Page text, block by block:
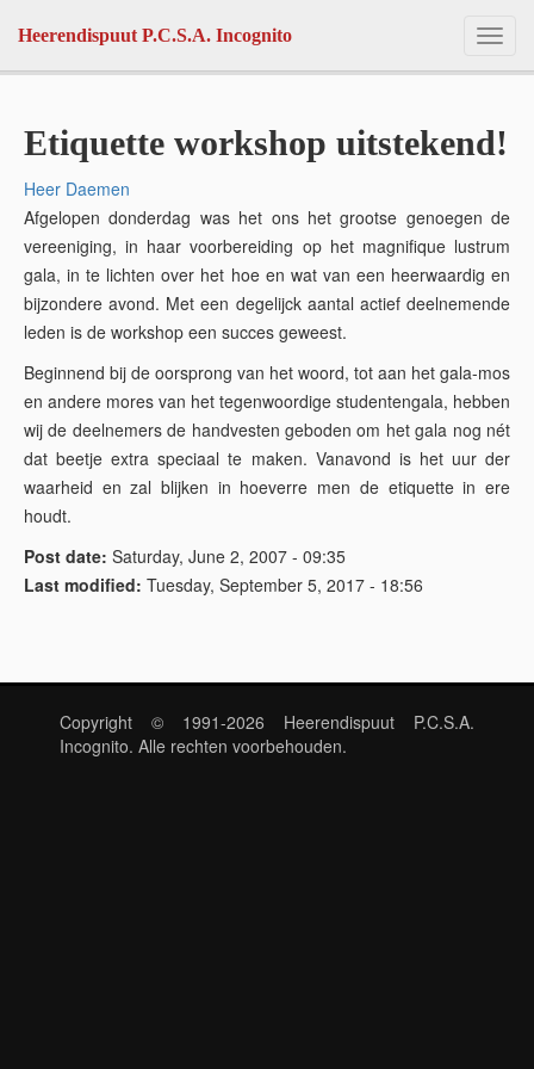
Heerendispuut P.C.S.A. Incognito
Etiquette workshop uitstekend!
Heer Daemen
Afgelopen donderdag was het ons het grootse genoegen de
vereeniging, in haar voorbereiding op het magnifique lustrum
gala, in te lichten over het hoe en wat van een heerwaardig en
bijzondere avond. Met een degelijck aantal actief deelnemende
leden is de workshop een succes geweest.
Beginnend bij de oorsprong van het woord, tot aan het gala-mos
en andere mores van het tegenwoordige studentengala, hebben
wij de deelnemers de handvesten geboden om het gala nog nét
dat beetje extra speciaal te maken. Vanavond is het uur der
waarheid en zal blijken in hoeverre men de etiquette in ere
houdt.
Post date: Saturday, June 2, 2007 - 09:35
Last modified: Tuesday, September 5, 2017 - 18:56
Copyright © 1991-2026 Heerendispuut P.C.S.A.
Incognito. Alle rechten voorbehouden.